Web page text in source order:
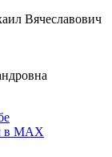
Вячеславович